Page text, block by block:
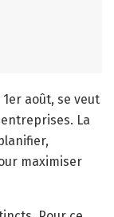
août, se veut
La
maximiser